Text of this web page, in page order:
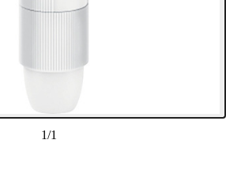
1/1